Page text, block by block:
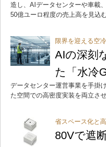
造し、AIデータセンターや車載
50億ユーロ程度の売上高を見込む
限界を迎える空
AIの深刻
た「水冷
データセンター運営事業を手掛
た空間での高密度実装を両立さ
省スペース化と
80Vで遮